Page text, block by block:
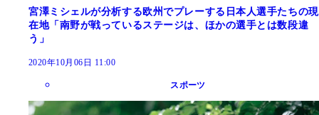
宮澤ミシェルが分析する欧州でプレーする日本人選手たちの現
在地「南野が戦っているステージは、ほかの選手とは数段違
う」
2020年10月06日 11:00
スポーツ